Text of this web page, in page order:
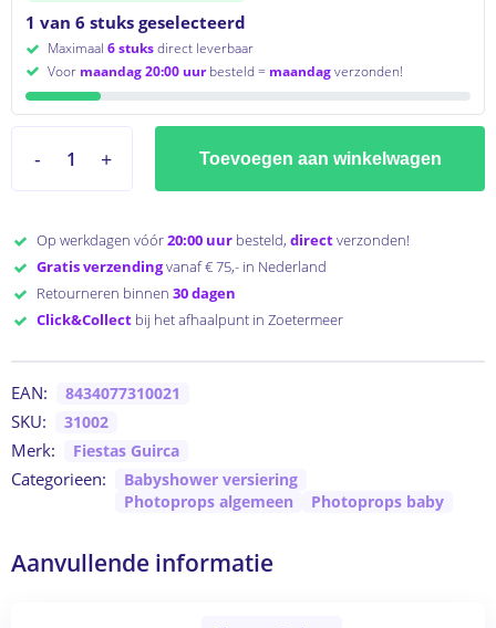
1 van 6 stuks geselecteerd
Maximaal 6 stuksdirect leverbaar
Voor maandag 20:00 uurbesteld = maandagverzonden!
Toevoegen aan winkelwagen
Op werkdagen vóór20:00 uurbesteld, directverzonden!
Gratis verzendingvanaf € 75,- in Nederland
Retourneren binnen 30 dagen
Click&Collectbij het afhaalpunt in Zoetermeer
EAN: 8434077310021
SKU: 31002
Merk: Fiestas Guirca
Categorieen:
Babyshower versiering
Photoprops algemeen
Photoprops baby
Aanvullende informatie